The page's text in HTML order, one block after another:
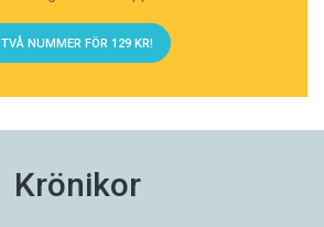
TVÅ NUMMER FÖR 129 KR!
Krönikor